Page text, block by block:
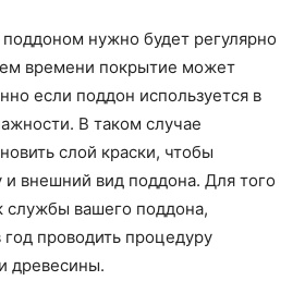
поддоном нужно будет регулярно
времени покрытие может
если поддон используется в
В таком случае
слой краски, чтобы
и внешний вид поддона. Для того
службы вашего поддона,
проводить процедуру
древесины.